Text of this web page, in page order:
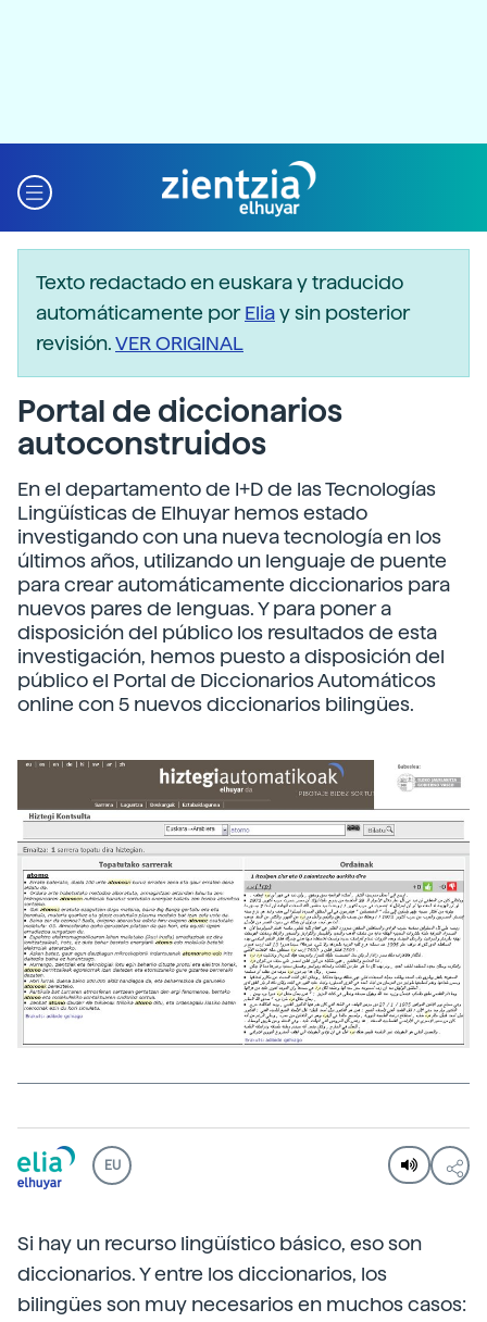
Texto redactado en euskara y traducido
automáticamente porEliay sin posterior
revisión.VER ORIGINAL
Portal de diccionarios
autoconstruidos
En el departamento de I+D de las Tecnologías
Lingüísticas de Elhuyar hemos estado
investigando con una nueva tecnología en los
últimos años, utilizando un lenguaje de puente
para crear automáticamente diccionarios para
nuevos pares de lenguas. Y para poner a
disposición del público los resultados de esta
investigación, hemos puesto a disposición del
público el Portal de Diccionarios Automáticos
online con 5 nuevos diccionarios bilingües.
EU
Si hay un recurso lingüístico básico, eso son
diccionarios. Y entre los diccionarios, los
bilingües son muy necesarios en muchos casos: